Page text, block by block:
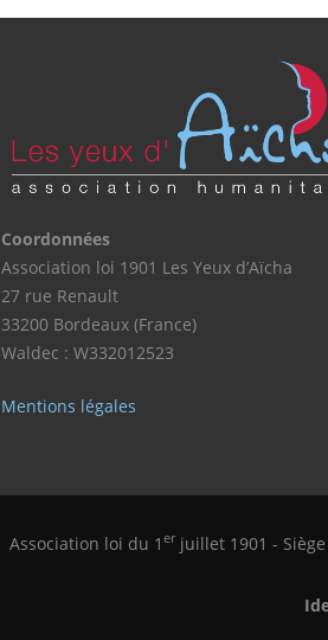
Coordonnées
Association loi 1901 Les Yeux d’Aïcha
27 rue Renault
33200 Bordeaux (France)
Waldec : W332012523
Mentions légales
Association loi du 1 erjuillet 1901 - Siège